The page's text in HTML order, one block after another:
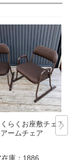
らくお座敷チェア
ームチェア
庫： 1886